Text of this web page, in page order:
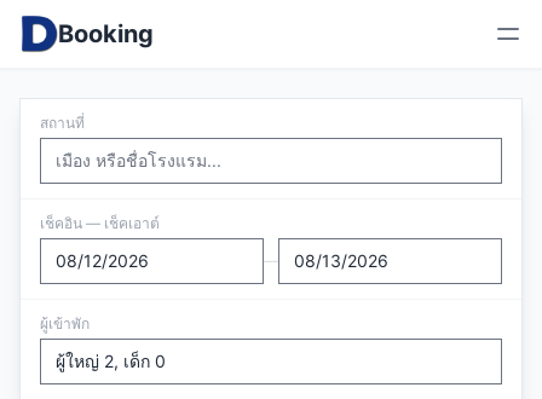
Booking
สถานที่
เช็คอิน — เช็คเอาต์
—
ผู้เข้าพัก